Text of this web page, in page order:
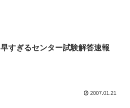
早すぎるセンター試験解答速報
2007.01.21